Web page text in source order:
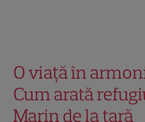
O viață în
Cum arată
Marin de la țară